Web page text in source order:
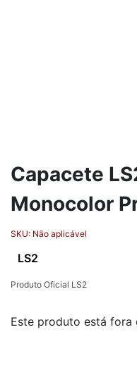
Capacete
Monocolor
SKU: Não aplicável
LS2
Produto Oficial LS2
Este produto está fora